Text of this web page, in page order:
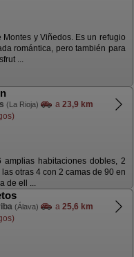
Montes y Viñedos. Es un refugio
romántica, pero también para
...
(La Rioja) a 23,9 km
amplias habitaciones dobles, 2
otras 4 con 2 camas de 90 en
de ell ...
(Álava) a 25,6 km